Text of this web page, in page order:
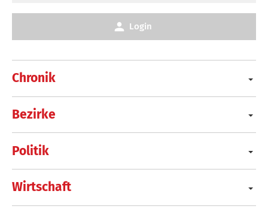
Chronik
Bezirke
Politik
Wirtschaft
Login